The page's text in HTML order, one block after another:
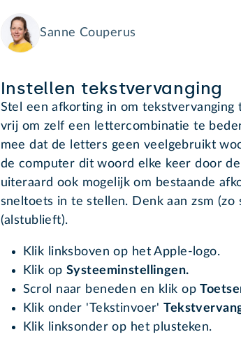
Sanne Couperus
Instellen tekstvervanging
Stel een afkorting in om tekstvervanging
vrij om zelf een lettercombinatie te
mee dat de letters geen veelgebruikt
de computer dit woord elke keer door
uiteraard ook mogelijk om bestaande
sneltoets in te stellen. Denk aan zsm (zo
(alstublieft).
Klik linksboven op het Apple-logo.
Klik op Systeeminstellingen.
Scrol naar beneden en klik op
Klik onder 'Tekstinvoer'
Klik linksonder op het plusteken.